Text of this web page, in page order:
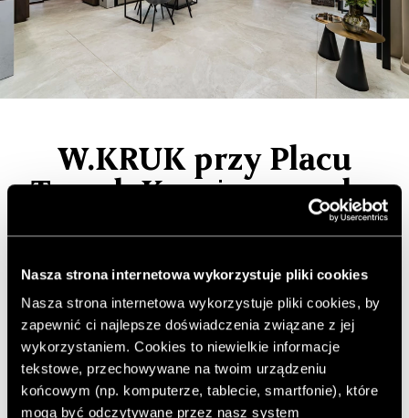
Nasza strona internetowa wykorzystuje pliki cookies
Nasza strona internetowa wykorzystuje pliki cookies, by
zapewnić ci najlepsze doświadczenia związane z jej
wykorzystaniem. Cookies to niewielkie informacje
tekstowe, przechowywane na twoim urządzeniu
końcowym (np. komputerze, tablecie, smartfonie), które
mogą być odczytywane przez nasz system
W.KRUK przy Placu
Trzech Krzyży – marka
otworzyła dwa nowe
butiki
W.KRUK, najstarsza marka jubilerska w Polsce,
działająca nieprzerwanie od 1840 roku, otworzyła
właśnie dwa kolejne luksusowe salony przy Placu
Trzech Krzyży – jednym z najbardziej wyjątkowych
adresów stolicy.